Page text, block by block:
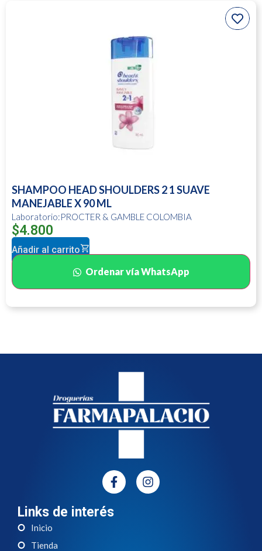
SHAMPOO HEAD SHOULDERS 2 1 SUAVE
MANEJABLE X 90 ML
Laboratorio:PROCTER & GAMBLE COLOMBIA
$4.800
Añadir al carrito
Ordenar vía WhatsApp
Links de interés
Inicio
Tienda